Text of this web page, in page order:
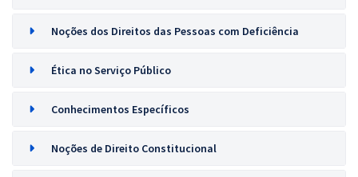
Noções dos Direitos das Pessoas com Deficiência
Ética no Serviço Público
Conhecimentos Específicos
Noções de Direito Constitucional